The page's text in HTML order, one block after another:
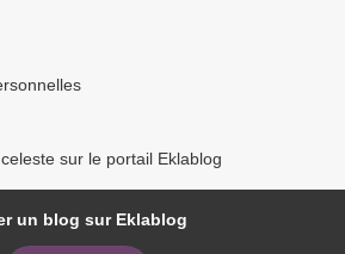
sur le portail Eklablog
un blog sur Eklablog